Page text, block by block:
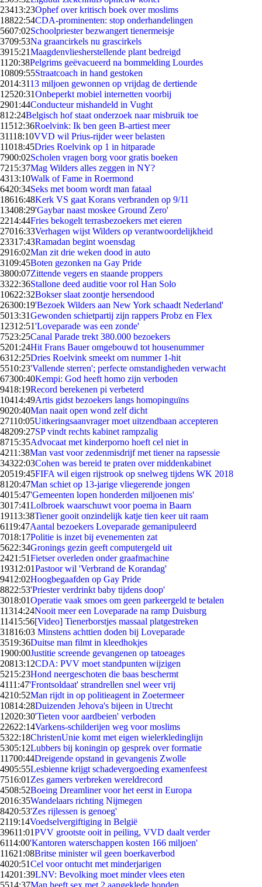
23413:23Ophef over kritisch boek over moslims
18822:54CDA-prominenten: stop onderhandelingen
5607:02Schoolpriester bezwangert tienermeisje
3709:53Na graancirkels nu grascirkels
3915:21Maagdenvliesherstellende plant bedreigd
11 20:38Pelgrims geëvacueerd na bommelding Lourdes
10809:55Straatcoach in hand gestoken
2014:3113 miljoen gewonnen op vrijdag de dertiende
12520:31Onbeperkt mobiel internetten voorbij
2901:44Conducteur mishandeld in Vught
812:24Belgisch hof staat onderzoek naar misbruik toe
11512:36Roelvink: Ik ben geen B-artiest meer
31118:10VVD wil Prius-rijder weer belasten
11018:45Dries Roelvink op 1 in hitparade
7900:02Scholen vragen borg voor gratis boeken
7215:37Mag Wilders alles zeggen in NY?
4313:10Walk of Fame in Roermond
6420:34Seks met boom wordt man fataal
18616:48Kerk VS gaat Korans verbranden op 9/11
13408:29'Gaybar naast moskee Ground Zero'
2214:44Fries bekogelt terrasbezoekers met eieren
27016:33Verhagen wijst Wilders op verantwoordelijkheid
23317:43Ramadan begint woensdag
2916:02Man zit drie weken dood in auto
3109:45Boten gezonken na Gay Pride
3800:07Zittende vegers en staande proppers
3322:36Stallone deed auditie voor rol Han Solo
10622:32Bokser slaat zoontje hersendood
26300:19'Bezoek Wilders aan New York schaadt Nederland'
5013:31Gewonden schietpartij zijn rappers Probz en Flex
12312:51'Loveparade was een zonde'
7523:25Canal Parade trekt 380.000 bezoekers
5201:24Hit Frans Bauer omgebouwd tot housenummer
6312:25Dries Roelvink smeekt om nummer 1-hit
5510:23'Vallende sterren'; perfecte omstandigheden verwacht
67300:40Kempi: God heeft homo zijn verboden
9418:19Record berekenen pi verbeterd
10414:49Artis gidst bezoekers langs homopinguïns
9020:40Man naait open wond zelf dicht
27110:05Uitkeringsaanvrager moet uitzendbaan accepteren
48209:27SP vindt rechts kabinet rampzalig
8715:35Advocaat met kinderporno hoeft cel niet in
4211:38Man vast voor zedenmisdrijf met tiener na rapsessie
34322:03Cohen was bereid te praten over middenkabinet
20519:45FIFA wil eigen rijstrook op snelweg tijdens WK 2018
81 20:47Man schiet op 13-jarige vliegerende jongen
4015:47'Gemeenten lopen honderden miljoenen mis'
3017:41Lolbroek waarschuwt voor poema in Baarn
19113:38Tiener gooit onzindelijk katje tien keer uit raam
6119:47Aantal bezoekers Loveparade gemanipuleerd
7018:17Politie is inzet bij evenementen zat
5622:34Gronings gezin geeft computergeld uit
2421:51Fietser overleden onder graafmachine
19312:01Pastoor wil 'Verbrand de Korandag'
9412:02Hoogbegaafden op Gay Pride
8822:53'Priester verdrinkt baby tijdens doop'
3018:01Operatie vaak smoes om geen parkeergeld te betalen
11314:24Nooit meer een Loveparade na ramp Duisburg
11415:56[Video] Tienerborstjes massaal platgestreken
31816:03 Minstens achttien doden bij Loveparade
3519:36Duitse man filmt in kleedhokjes
1900:00Justitie screende gevangenen op tatoeages
20813:12CDA: PVV moet standpunten wijzigen
5215:23Hond neergeschoten die baas beschermt
4111:47'Frontsoldaat' strandrellen snel weer vrij
4210:52Man rijdt in op politieagent in Zoetermeer
10814:28Duizenden Jehova's bijeen in Utrecht
12020:30'Tieten voor aardbeien' verboden
22622:14Varkens-schilderijen weg voor moslims
5322:18ChristenUnie komt met eigen wielerkledinglijn
5305:12Lubbers bij koningin op gesprek over formatie
11700:44Dreigende opstand in gevangenis Zwolle
4905:55Lesbienne krijgt schadevergoeding examenfeest
7516:01 Zes gamers verbreken wereldrecord
4508:52Boeing Dreamliner voor het eerst in Europa
2016:35Wandelaars richting Nijmegen
8420:53'Zes rijlessen is genoeg'
2119:14Voedselvergiftiging in België
39611:01PVV grootste ooit in peiling, VVD daalt verder
6114:00'Kantoren waterschappen kosten 166 miljoen'
11621:08Britse minister wil geen boerkaverbod
4020:51Cel voor ontucht met minderjarigen
14201:39LNV: Bevolking moet minder vlees eten
5514:37Man heeft sex met 2 aangeklede honden